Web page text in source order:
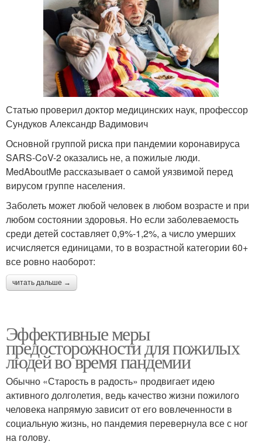
Статью проверил доктор медицинских наук, профессор
Сундуков Александр Вадимович
Основной группой риска при пандемии коронавируса
SARS-CoV-2 оказались не, а пожилые люди.
MedAboutMe рассказывает о самой уязвимой перед
вирусом группе населения.
Заболеть может любой человек в любом возрасте и при
любом состоянии здоровья. Но если заболеваемость
среди детей составляет 0,9%-1,2%, а число умерших
исчисляется единицами, то в возрастной категории 60+
все ровно наоборот:
читать дальше →
Эффективные меры
предосторожности для пожилых
людей во время пандемии
Обычно «Старость в радость» продвигает идею
активного долголетия, ведь качество жизни пожилого
человека напрямую зависит от его вовлеченности в
социальную жизнь, но пандемия перевернула все с ног
на голову.